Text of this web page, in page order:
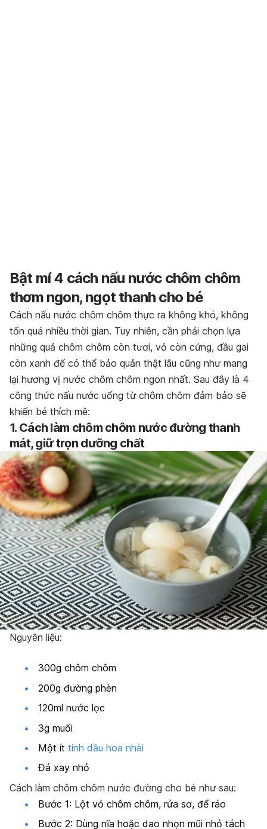
Bật mí 4 cách nấu nước chôm chôm
thơm ngon, ngọt thanh cho bé
Cách nấu nước chôm chôm thực ra không khó, không
tốn quá nhiều thời gian. Tuy nhiên, cần phải chọn lựa
những quả chôm chôm còn tươi, vỏ còn cứng, đầu gai
còn xanh để có thể bảo quản thật lâu cũng như mang
lại hương vị nước chôm chôm ngon nhất. Sau đây là 4
công thức nấu nước uống từ chôm chôm đảm bảo sẽ
khiến bé thích mê:
1. Cách làm chôm chôm nước đường thanh
mát, giữ trọn dưỡng chất
Nguyên liệu:
300g chôm chôm
200g đường phèn
120ml nước lọc
3g muối
Một ít tinh dầu hoa nhài
Đá xay nhỏ
Cách làm chôm chôm nước đường cho bé như sau:
Bước 1: Lột vỏ chôm chôm, rửa sơ, để ráo
Bước 2: Dùng nĩa hoặc dao nhọn mũi nhỏ tách